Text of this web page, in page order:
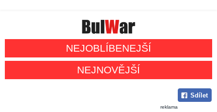
NEJOBLÍBENEJŠÍ
NEJNOVĚJŠÍ
Sdílet
reklama